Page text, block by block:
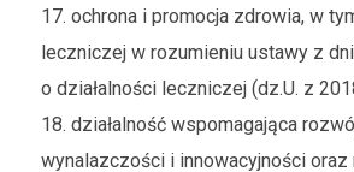
17. ochrona i promocja zdrowia, w
leczniczej w rozumieniu ustawy z
o działalności leczniczej (dz.U. z
18. działalność wspomagająca
wynalazczości i innowacyjności